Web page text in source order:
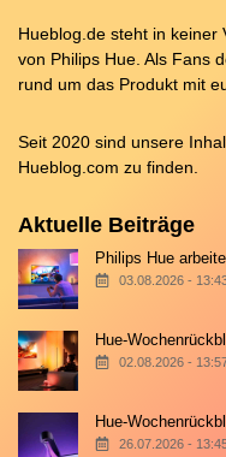
Hueblog.de steht in keiner
von Philips Hue. Als Fans
rund um das Produkt mit
Seit 2020 sind unsere
Hueblog.com zu finden.
Aktuelle Beiträge
Philips Hue
03.08.2026 -
Hue-
02.08.2026 -
Hue-
26.07.2026 -